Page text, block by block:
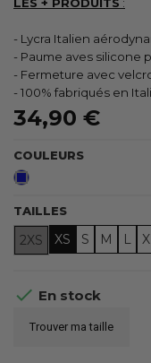
- Lycra Italien
- Paume aves silicone
- Fermeture avec
- 100% fabriqués en
34,90 €
COULEURS
Bleu
TAILLES
2XS XS S M L
 En stock
Trouver ma taille